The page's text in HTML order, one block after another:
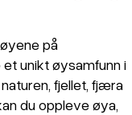
på
unikt øysamfunn i
fjellet, fjæra
du oppleve øya,